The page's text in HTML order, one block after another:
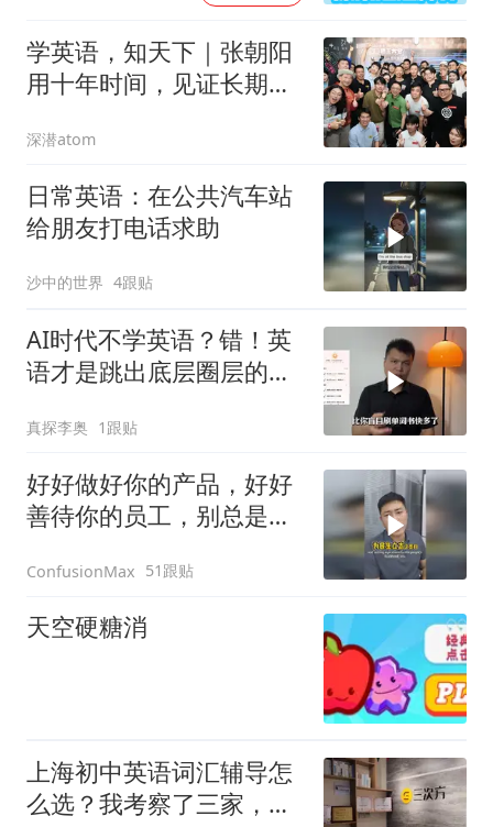
学英语，知天下｜张朝阳
用十年时间，见证长期主
深潜atom
日常英语：在公共汽车站
给朋友打电话求助
沙中的世界 4跟贴
AI时代不学英语？错！英
语才是跳出底层圈层的关
真探李奥 1跟贴
好好做好你的产品，好好
善待你的员工，别总是用
ConfusionMax 51跟贴
天空硬糖消
上海初中英语词汇辅导怎
么选？我考察了三家，说